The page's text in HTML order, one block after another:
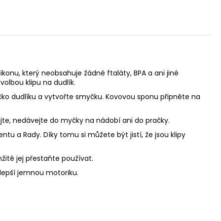
který neobsahuje žádné ftaláty, BPA a ani jiné
klipu na dudlík.
dudlíku a vytvořte smyčku. Kovovou sponu připněte na
nedávejte do myčky na nádobí ani do pračky.
a Rady. Díky tomu si můžete být jistí, že jsou klipy
jej přestaňte používat.
jemnou motoriku.